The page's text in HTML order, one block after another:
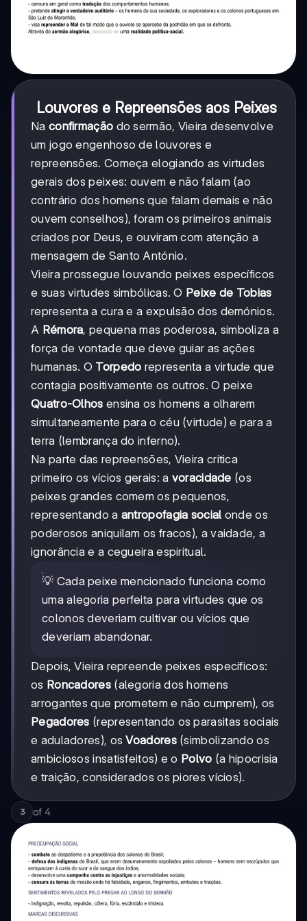
Louvores e Repreensões aos Peixes
Na confirmação do sermão, Vieira desenvolve
um jogo engenhoso de louvores e
repreensões. Começa elogiando as virtudes
gerais dos peixes: ouvem e não falam (ao
contrário dos homens que falam demais e não
ouvem conselhos), foram os primeiros animais
criados por Deus, e ouviram com atenção a
mensagem de Santo António.
Vieira prossegue louvando peixes específicos
e suas virtudes simbólicas. O Peixe de Tobias
representa a cura e a expulsão dos demónios.
A Rémora, pequena mas poderosa, simboliza a
força de vontade que deve guiar as ações
humanas. O Torpedo representa a virtude que
contagia positivamente os outros. O peixe
Quatro-Olhos ensina os homens a olharem
simultaneamente para o céu (virtude) e para a
terra (lembrança do inferno).
Na parte das repreensões, Vieira critica
primeiro os vícios gerais: a voracidade (os
peixes grandes comem os pequenos,
representando a antropofagia social onde os
poderosos aniquilam os fracos), a vaidade, a
ignorância e a cegueira espiritual.
💡 Cada peixe mencionado funciona como
uma alegoria perfeita para virtudes que os
colonos deveriam cultivar ou vícios que
deveriam abandonar.
Depois, Vieira repreende peixes específicos:
os Roncadores(alegoria dos homens
arrogantes que prometem e não cumprem), os
Pegadores (representando os parasitas sociais
e aduladores), osVoadores(simbolizando os
ambiciosos insatisfeitos) e o Polvo (a hipocrisia
e traição, considerados os piores vícios).
3 of 4